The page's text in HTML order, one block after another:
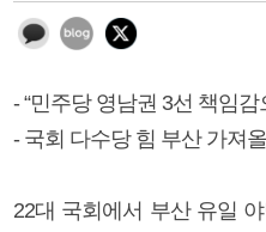
- “민주당 영남권 3선 책임감
- 국회 다수당 힘 부산 가져
22대 국회에서 부산 유일